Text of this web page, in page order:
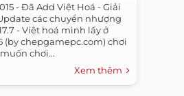
- Đã Add Việt Hoá - Giải
các chuyển nhượng
- Việt hoá mình lấy ở
(by chepgamepc.com) chơi
chơi...
Xem thêm